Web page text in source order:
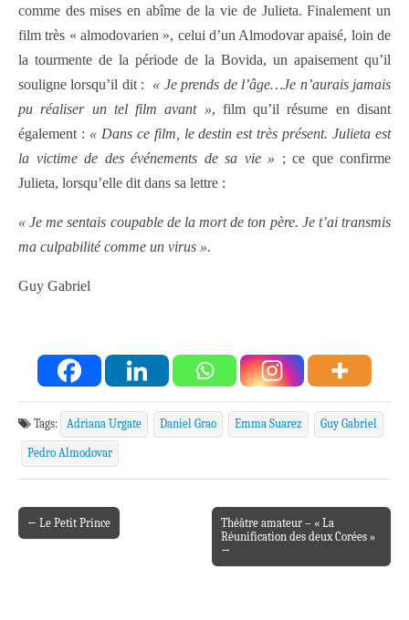
comme des mises en abîme de la vie de Julieta. Finalement un
film très « almodovarien », celui d’un Almodovar apaisé, loin de
la tourmente de la période de la Bovida, un apaisement qu’il
souligne lorsqu’il dit : « Je prends de l’âge…Je n’aurais jamais
pu réaliser un tel film avant », film qu’il résume en disant
également : « Dans ce film, le destin est très présent. Julieta est
la victime de des événements de sa vie » ; ce que confirme
Julieta, lorsqu’elle dit dans sa lettre :
« Je me sentais coupable de la mort de ton père. Je t’ai transmis
ma culpabilité comme un virus ».
Guy Gabriel
Tags: Adriana Urgate Daniel Grao Emma Suarez Guy Gabriel
Pedro Almodovar
Post navigation
← Le Petit Prince
Théâtre amateur – « La
Réunification des deux Corées »
→